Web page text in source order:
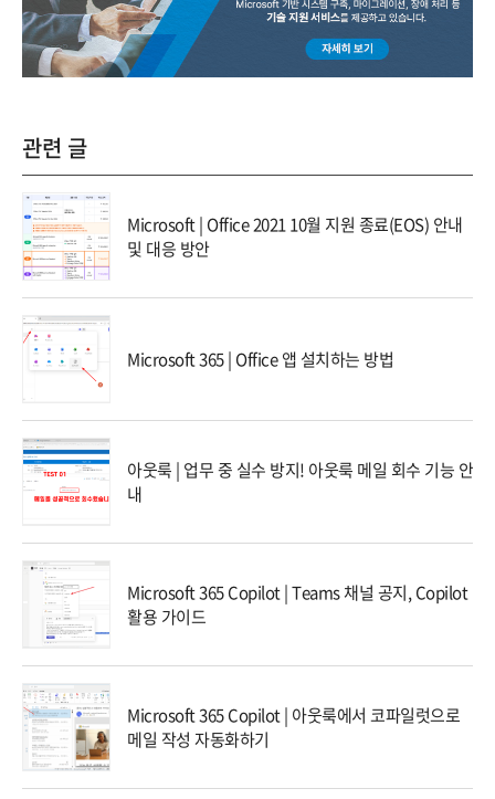
관련 글
Microsoft | Office 2021 10월 지원 종료(EOS) 안내
및 대응 방안
Microsoft 365 | Office 앱 설치하는 방법
아웃룩 | 업무 중 실수 방지! 아웃룩 메일 회수 기능 안
내
Microsoft 365 Copilot | Teams 채널 공지, Copilot
활용 가이드
Microsoft 365 Copilot | 아웃룩에서 코파일럿으로
메일 작성 자동화하기